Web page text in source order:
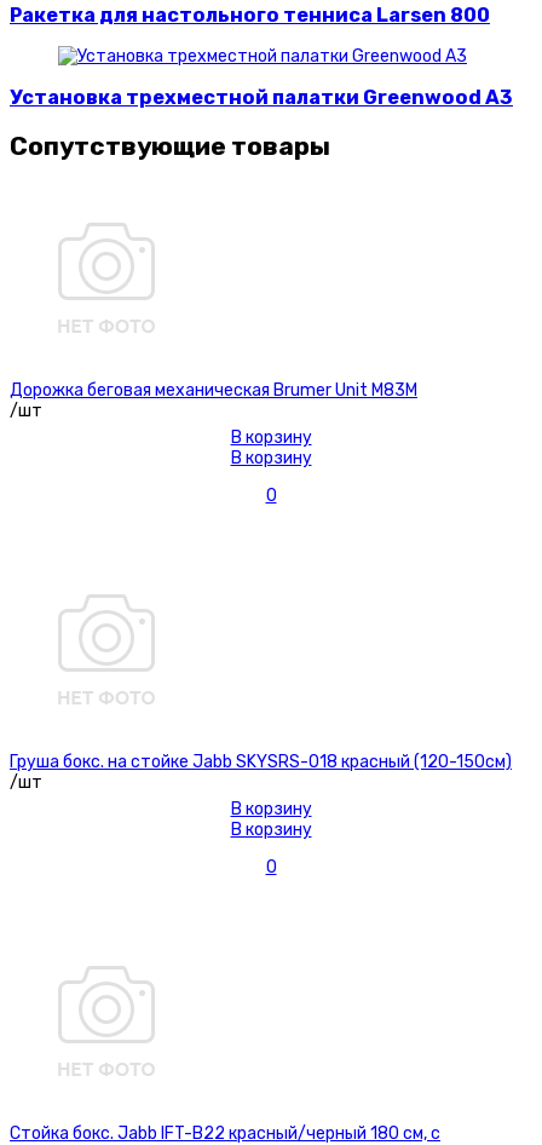
Ракетка для настольного тенниса Larsen 800
Установка трехместной палатки Greenwood A3
Сопутствующие товары
Дорожка беговая механическая Brumer Unit M83M
/шт
В корзину
В корзину
0
Груша бокс. на стойке Jabb SKYSRS-018 красный (120-150см)
/шт
В корзину
В корзину
0
Стойка бокс. Jabb IFT-B22 красный/черный 180 см, с